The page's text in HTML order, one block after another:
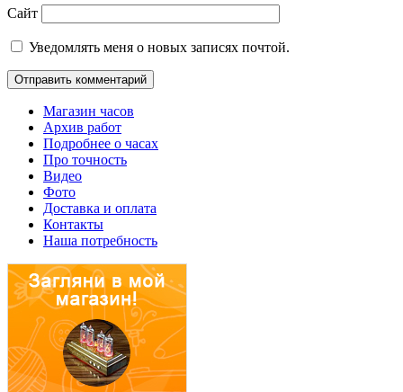
Сайт
Уведомлять меня о новых записях почтой.
Магазин часов
Архив работ
Подробнее о часах
Про точность
Видео
Фото
Доставка и оплата
Контакты
Наша потребность